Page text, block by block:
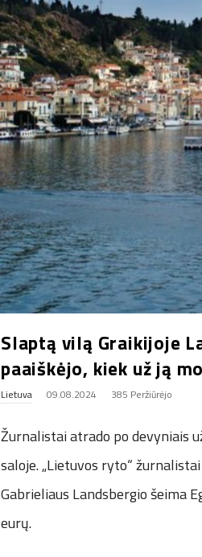
Slaptą vilą Graikijoje
paaiškėjo, kiek už ją
Lietuva 09.08.2024 385 Peržiūrėjo
Žurnalistai atrado po devyniais
saloje. „Lietuvos ryto“
Gabrieliaus Landsbergio šeima
eurų.